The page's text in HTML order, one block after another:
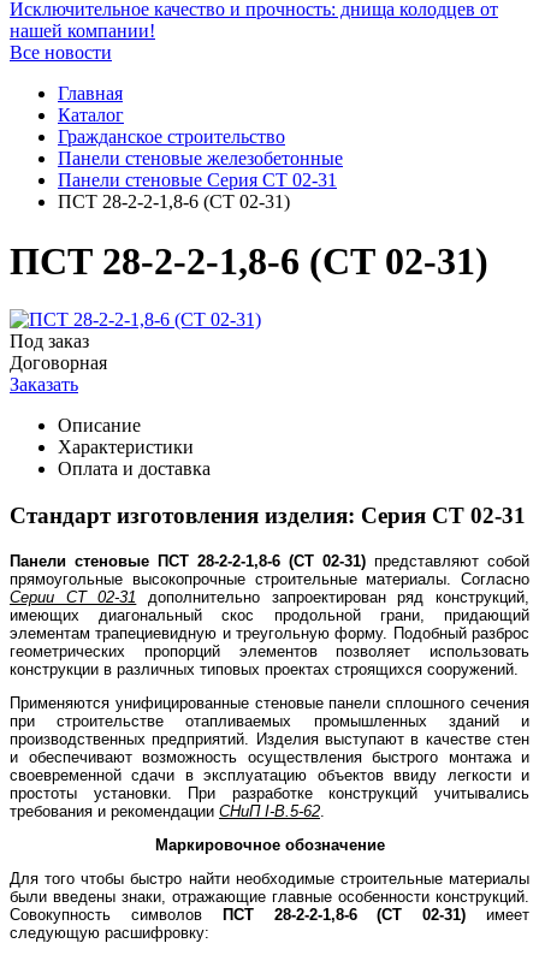
Исключительное качество и прочность: днища колодцев от
нашей компании!
Все новости
Главная
Каталог
Гражданское строительство
Панели стеновые железобетонные
Панели стеновые Серия СТ 02-31
ПСТ 28-2-2-1,8-6 (СТ 02-31)
ПСТ 28-2-2-1,8-6 (СТ 02-31)
Под заказ
Договорная
Заказать
Описание
Характеристики
Оплата и доставка
Стандарт изготовления изделия: Серия СТ 02-31
Панели стеновые ПСТ 28-2-2-1,8-6 (СТ 02-31) представляют собой
прямоугольные высокопрочные строительные материалы. Согласно
Серии СТ 02-31 дополнительно запроектирован ряд конструкций,
имеющих диагональный скос продольной грани, придающий
элементам трапециевидную и треугольную форму. Подобный разброс
геометрических пропорций элементов позволяет использовать
конструкции в различных типовых проектах строящихся сооружений.
Применяются унифицированные стеновые панели сплошного сечения
при строительстве отапливаемых промышленных зданий и
производственных предприятий. Изделия выступают в качестве стен
и обеспечивают возможность осуществления быстрого монтажа и
своевременной сдачи в эксплуатацию объектов ввиду легкости и
простоты установки. При разработке конструкций учитывались
требования и рекомендации СНиП I-B.5-62
Маркировочное обозначение
Для того чтобы быстро найти необходимые строительные материалы
были введены знаки, отражающие главные особенности конструкций.
Совокупность символов
ПСТ 28-2-2-1,8-6 (СТ 02-31) имеет
следующую расшифровку: